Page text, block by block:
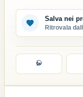
Salva nei
Ritrovala